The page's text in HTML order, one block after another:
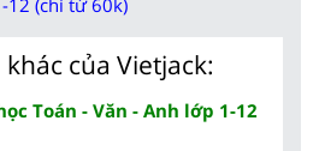
của Vietjack:
Toán - Văn - Anh lớp 1-12